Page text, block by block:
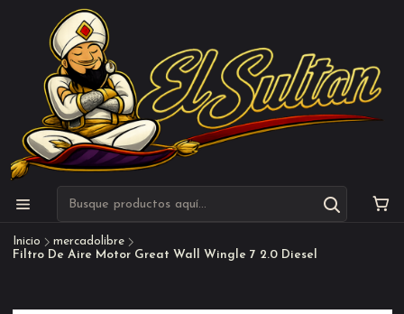
Inicio
mercadolibre
Filtro De Aire Motor Great Wall Wingle 7 2.0 Diesel